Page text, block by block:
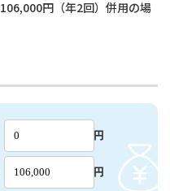
106,000円（年2回）併用の場
円
円